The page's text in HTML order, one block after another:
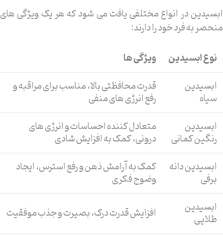
ابسیدین در انواع مختلفی یافت می شود که هر یک ویژگی های
منحصر به فرد خود را دارند:
نوع ابسیدین
ویژگی ها
ابسیدین
سیاه
قدرت محافظتی بالا، مناسب برای مراقبه و
رفع انرژی های منفی
ابسیدین
رنگین کمانی
متعادل کننده احساسات و انرژی های
درونی، کمک به افزایش شادی
ابسیدین دانه
برفی
کمک به آرامش ذهن و رفع استرس، ایجاد
وضوح فکری
ابسیدین
طلایی
افزایش قدرت درک، بصیرت و جذب موفقیت